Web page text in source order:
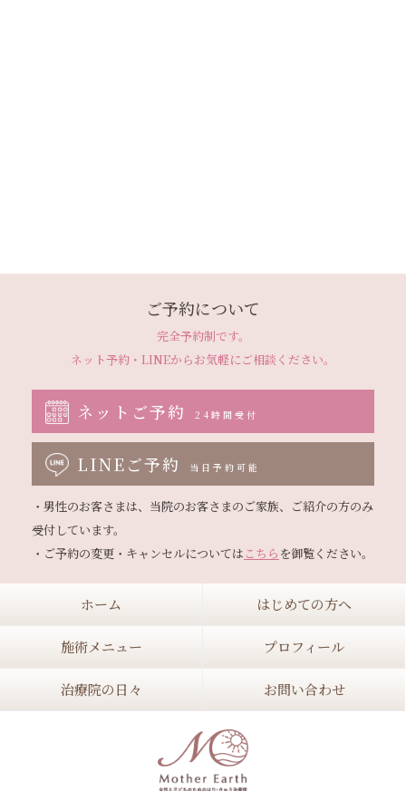
ご予約について
完全予約制です。
ネット予約・LINEからお気軽にご相談ください。
ネットご予約 24時間受付
LINEご予約 当日予約可能
・男性のお客さまは、当院のお客さまのご家族、ご紹介の方のみ
受付しています。
・ご予約の変更・キャンセルについてはこちら
ホーム はじめての方へ
施術メニュー プロフィール
治療院の日々 お問い合わせ